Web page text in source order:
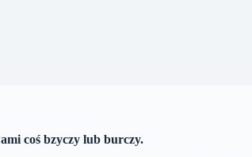
coś bzyczy lub burczy.